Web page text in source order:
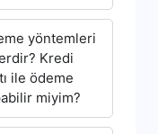
yöntemleri
Kredi
ile ödeme
miyim?